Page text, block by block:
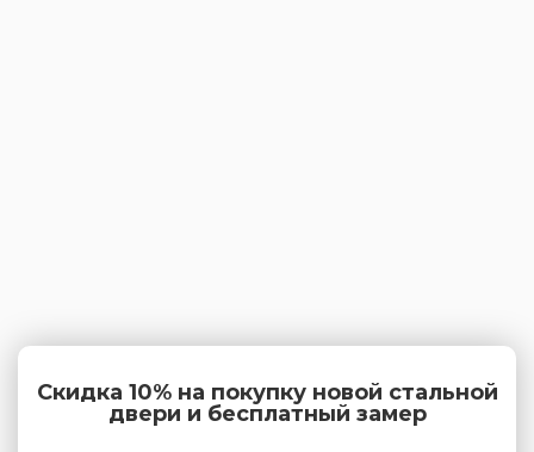
Скидка 10% на покупку новой стальной
двери и бесплатный замер